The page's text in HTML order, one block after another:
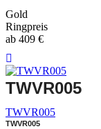
Gold
Ringpreis
ab 409 €
TWVR005
TWVR005
TWVR005